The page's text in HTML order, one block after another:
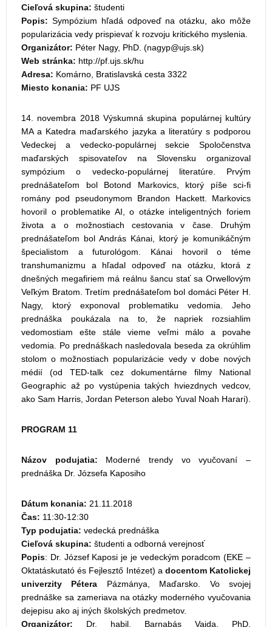
Cieľová skupina: študenti
Popis: Sympózium hľadá odpoveď na otázku, ako môže
popularizácia vedy prispievať k rozvoju kritického myslenia.
Organizátor: Péter Nagy, PhD. (
)
Web stránka: http://pf.ujs.sk/hu
Adresa: Komárno, Bratislavská cesta 3322
Miesto konania: PF UJS
14. novembra 2018 Výskumná skupina populárnej kultúry
MA a Katedra maďarského jazyka a literatúry s podporou
Vedeckej a vedecko-populárnej sekcie Spoločenstva
maďarských spisovateľov na Slovensku organizoval
sympózium o vedecko-populárnej literatúre. Prvým
prednášateľom bol Botond Markovics, ktorý píše sci-fi
romány pod pseudonymom Brandon Hackett. Markovics
hovoril o problematike AI, o otázke inteligentných foriem
života a o možnostiach cestovania v čase. Druhým
prednášateľom bol András Kánai, ktorý je komunikáčným
špecialistom a futurológom. Kánai hovoril o téme
transhumanizmu a hľadal odpoveď na otázku, ktorá z
dnešných megafiriem má reálnu šancu stať sa Orwellovým
Veľkým Bratom. Tretím prednášateľom bol domáci Péter H.
Nagy, ktorý exponoval problematiku vedomia. Jeho
prednáška poukázala na to, že napriek rozsiahlim
vedomostiam ešte stále vieme veľmi málo a povahe
vedomia. Po prednáškach nasledovala beseda za okrúhlim
stolom o možnostiach popularizácie vedy v dobe nových
médií (od TED-talk cez dokumentárne filmy National
Geographic až po vystúpenia takých hviezdnych vedcov,
ako Sam Harris, Jordan Peterson alebo Yuval Noah Harari).
PROGRAM 11
Názov podujatia: Moderné trendy vo vyučovaní –
prednáška Dr. Józsefa Kaposiho
Dátum konania: 21.11.2018
Čas: 11:30-12:30
Typ podujatia: vedecká prednáška
Cieľová skupina: študenti a odborná verejnosť
Popis: Dr. József Kaposi je je vedeckým poradcom (EKE –
Oktatáskutató és Fejlesztő Intézet) a docentom Katolickej
univerzity Pétera Pázmánya, Maďarsko. Vo svojej
prednáške sa zameriava na otázky moderného vyučovania
dejepisu ako aj iných školských predmetov.
Organizátor: Dr. habil. Barnabás Vajda, PhD.